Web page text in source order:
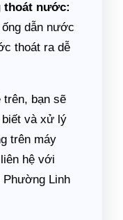
thoát nước:
dẫn nước
thoát ra dễ
trên, bạn sẽ
biết và xử lý
trên máy
hệ với
Linh